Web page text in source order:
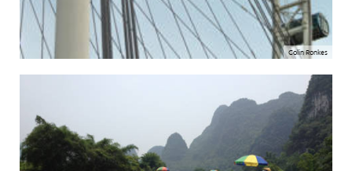
Colin Ronkes